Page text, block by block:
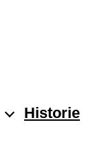
Historie